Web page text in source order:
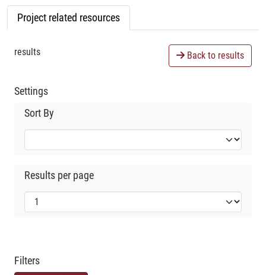
Project related resources
results Back to results
Settings
Sort By
Results per page
Filters